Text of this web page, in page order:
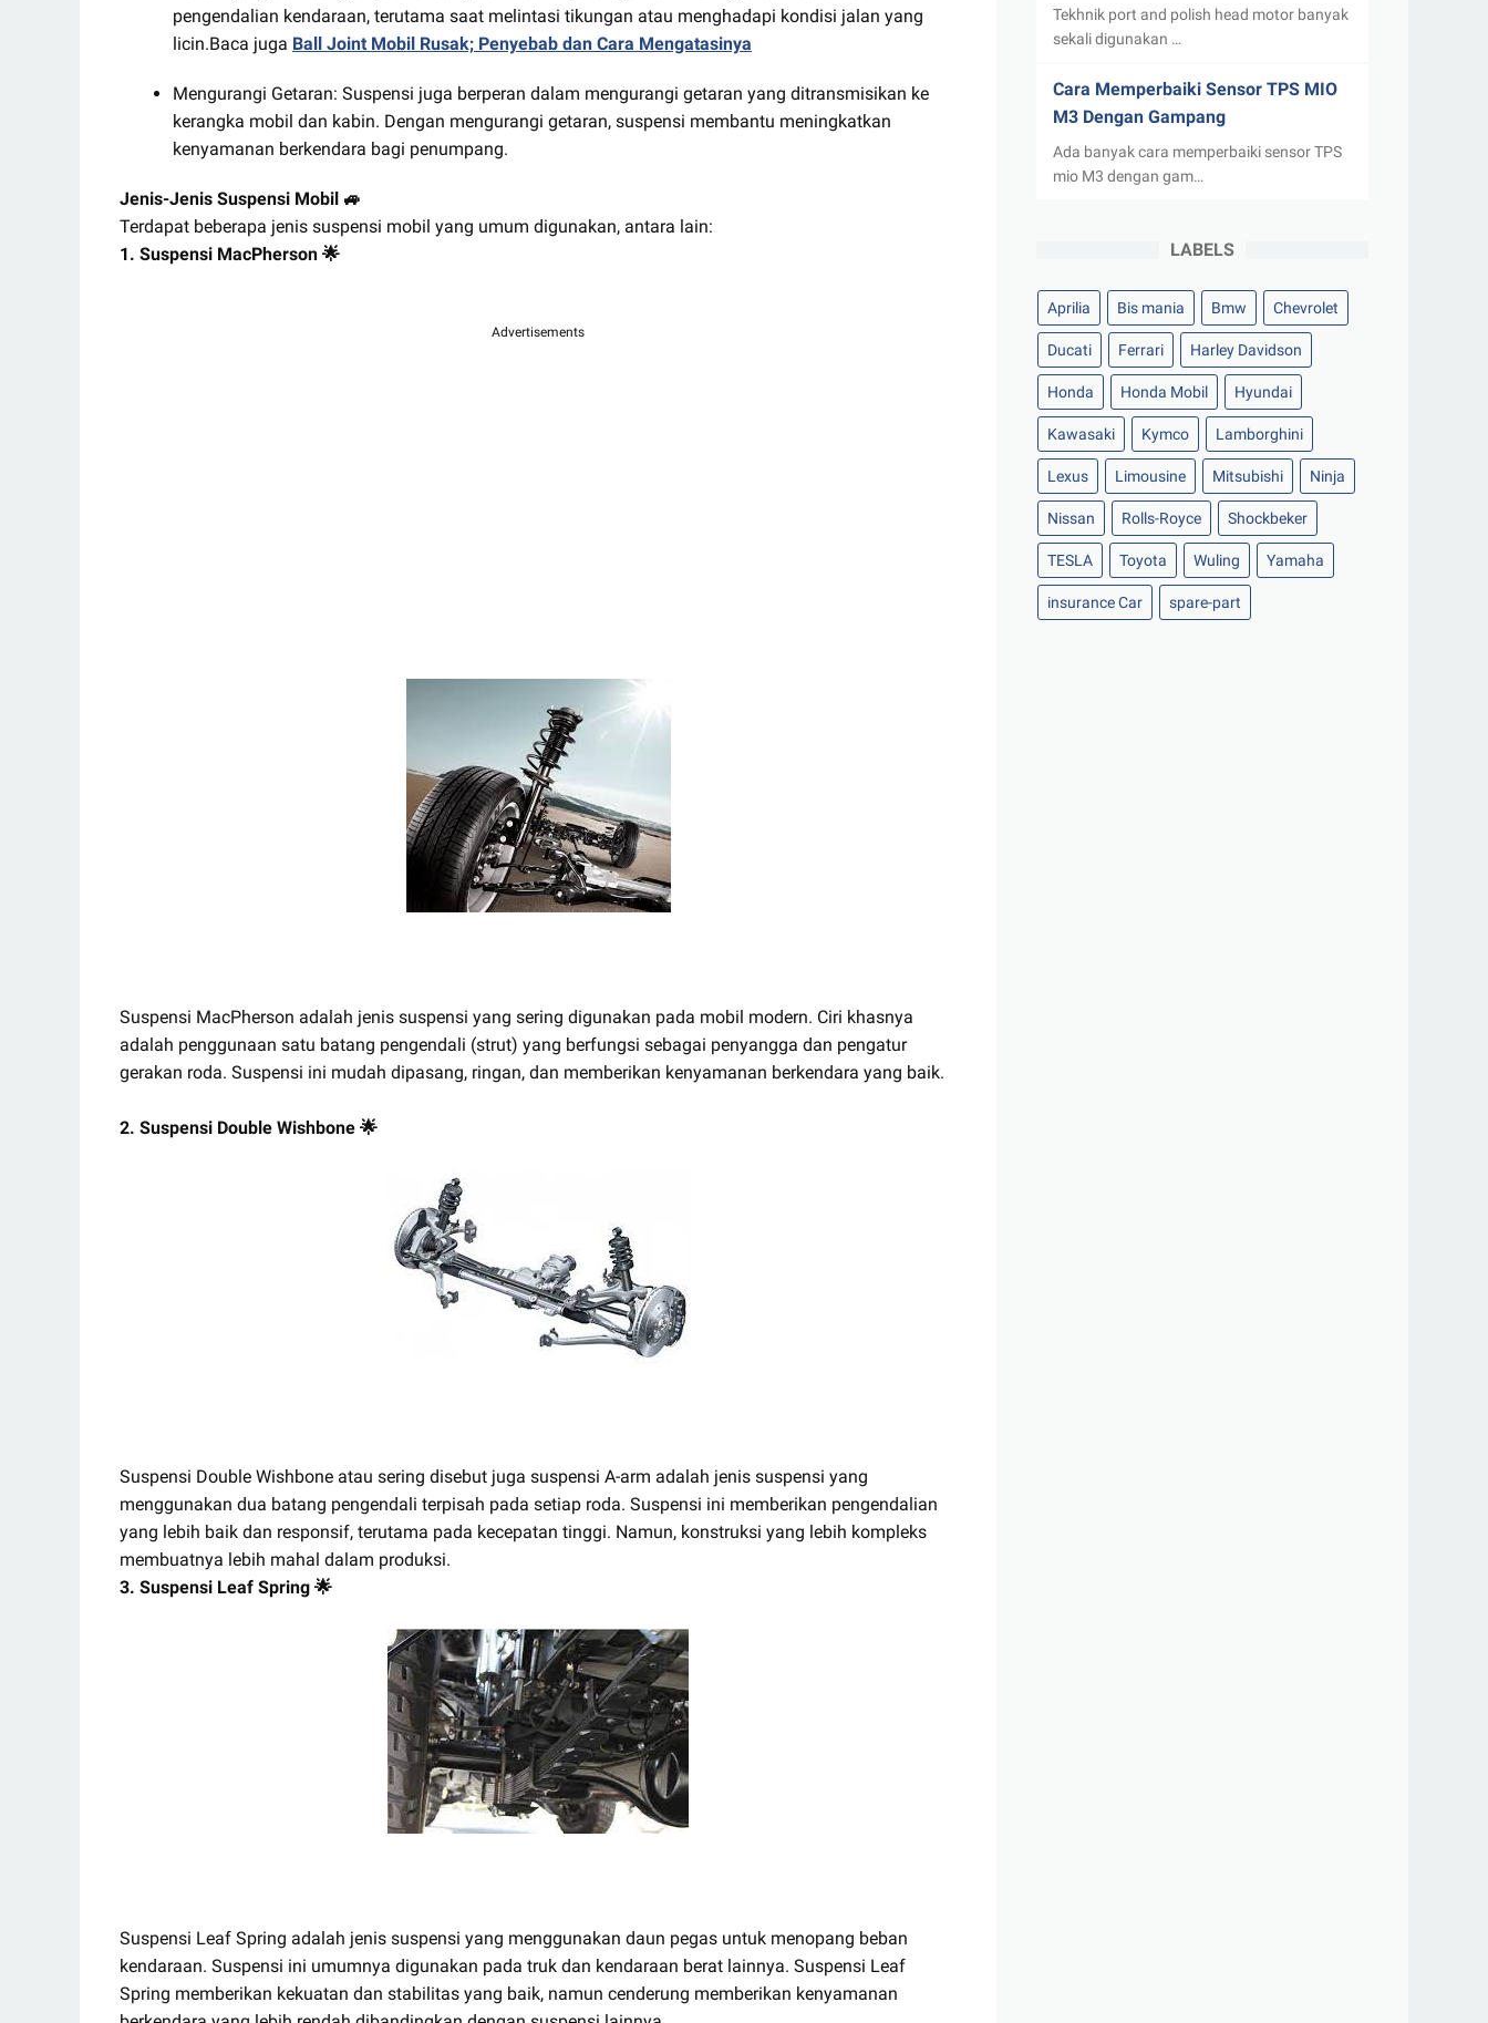
pengendalian kendaraan, terutama saat melintasi tikungan atau menghadapi kondisi jalan yang
licin.Baca juga Ball Joint Mobil Rusak; Penyebab dan Cara Mengatasinya
Mengurangi Getaran: Suspensi juga berperan dalam mengurangi getaran yang ditransmisikan ke
kerangka mobil dan kabin. Dengan mengurangi getaran, suspensi membantu meningkatkan
kenyamanan berkendara bagi penumpang.
Jenis-Jenis Suspensi Mobil 🚙
Terdapat beberapa jenis suspensi mobil yang umum digunakan, antara lain:
1. Suspensi MacPherson 🌟
Advertisements
Suspensi MacPherson adalah jenis suspensi yang sering digunakan pada mobil modern. Ciri khasnya
adalah penggunaan satu batang pengendali (strut) yang berfungsi sebagai penyangga dan pengatur
gerakan roda. Suspensi ini mudah dipasang, ringan, dan memberikan kenyamanan berkendara yang baik.
2. Suspensi Double Wishbone 🌟
Suspensi Double Wishbone atau sering disebut juga suspensi A-arm adalah jenis suspensi yang
menggunakan dua batang pengendali terpisah pada setiap roda. Suspensi ini memberikan pengendalian
yang lebih baik dan responsif, terutama pada kecepatan tinggi. Namun, konstruksi yang lebih kompleks
membuatnya lebih mahal dalam produksi.
3. Suspensi Leaf Spring 🌟
Suspensi Leaf Spring adalah jenis suspensi yang menggunakan daun pegas untuk menopang beban
kendaraan. Suspensi ini umumnya digunakan pada truk dan kendaraan berat lainnya. Suspensi Leaf
Spring memberikan kekuatan dan stabilitas yang baik, namun cenderung memberikan kenyamanan
Tekhnik port and polish head motor banyak
sekali digunakan …
Cara Memperbaiki Sensor TPS MIO
M3 Dengan Gampang
Ada banyak cara memperbaiki sensor TPS
mio M3 dengan gam…
LABELS
Aprilia Bis mania Bmw Chevrolet
Ducati Ferrari Harley Davidson
Honda Honda Mobil Hyundai
Kawasaki Kymco Lamborghini
Lexus Limousine Mitsubishi Ninja
Nissan Rolls-Royce Shockbeker
TESLA Toyota Wuling Yamaha
insurance Car spare-part